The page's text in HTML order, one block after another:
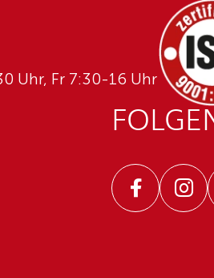
Uhr, Fr 7:30-16 Uhr
Facebook